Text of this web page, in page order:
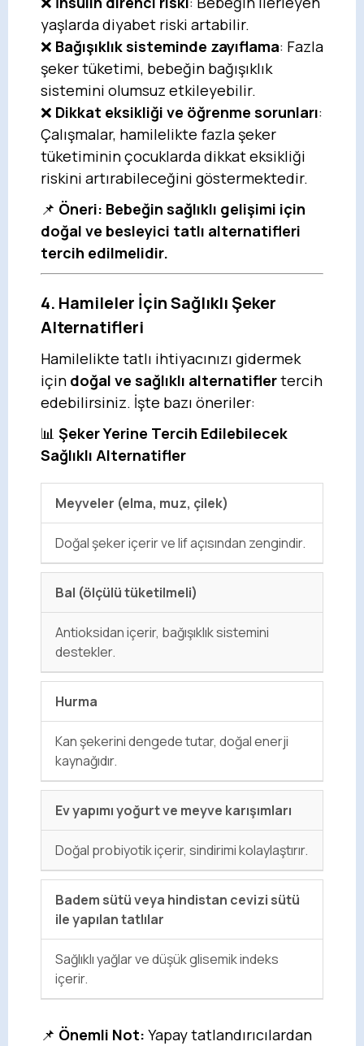
yaşlarda diyabet riski artabilir.
❌ Bağışıklık sisteminde zayıflama: Fazla
şeker tüketimi, bebeğin bağışıklık
sistemini olumsuz etkileyebilir.
❌ Dikkat eksikliği ve öğrenme sorunları:
Çalışmalar, hamilelikte fazla şeker
tüketiminin çocuklarda dikkat eksikliği
riskini artırabileceğini göstermektedir.
📌 Öneri: Bebeğin sağlıklı gelişimi için
doğal ve besleyici tatlı alternatifleri
tercih edilmelidir.
4. Hamileler İçin Sağlıklı Şeker
Alternatifleri
Hamilelikte tatlı ihtiyacınızı gidermek
için doğal ve sağlıklı alternatiflertercih
edebilirsiniz. İşte bazı öneriler:
📊 Şeker Yerine Tercih Edilebilecek
Sağlıklı Alternatifler
Meyveler (elma, muz, çilek)
Doğal şeker içerir ve lif açısından zengindir.
Bal (ölçülü tüketilmeli)
Antioksidan içerir, bağışıklık sistemini
destekler.
Hurma
Kan şekerini dengede tutar, doğal enerji
kaynağıdır.
Ev yapımı yoğurt ve meyve karışımları
Doğal probiyotik içerir, sindirimi kolaylaştırır.
Badem sütü veya hindistan cevizi sütü
ile yapılan tatlılar
Sağlıklı yağlar ve düşük glisemik indeks
içerir.
📌 Önemli Not: Yapay tatlandırıcılardan